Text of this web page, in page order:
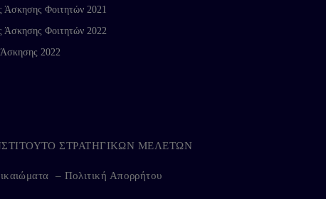
Άσκησης Φοιτητών 2021
Άσκησης Φοιτητών 2022
Άσκησης 2022
ΣΤΡΑΤΗΓΙΚΩΝ ΜΕΛΕΤΩΝ
– Πολιτική Απορρήτου